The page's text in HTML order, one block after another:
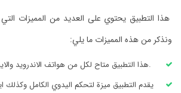
هذا التطبيق يحتوي على العديد من المميزات
ونذكر من هذه المميزات ما يلي:
.هذا التطبيق متاح لكل من هواتف الاندرويد
يقدم التطبيق ميزة لتحكم اليدوي الكامل وكذلك